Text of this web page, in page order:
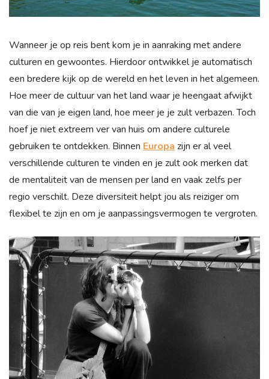
Wanneer je op reis bent kom je in aanraking met andere
culturen en gewoontes. Hierdoor ontwikkel je automatisch
een bredere kijk op de wereld en het leven in het algemeen.
Hoe meer de cultuur van het land waar je heengaat afwijkt
van die van je eigen land, hoe meer je je zult verbazen. Toch
hoef je niet extreem ver van huis om andere culturele
gebruiken te ontdekken. Binnen Europa zijn er al veel
verschillende culturen te vinden en je zult ook merken dat
de mentaliteit van de mensen per land en vaak zelfs per
regio verschilt. Deze diversiteit helpt jou als reiziger om
flexibel te zijn en om je aanpassingsvermogen te vergroten.